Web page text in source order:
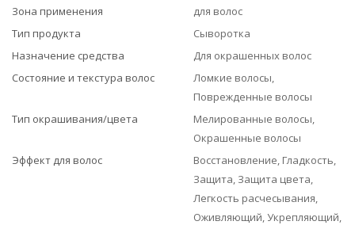
Зона применения
для волос
Тип продукта
Сыворотка
Назначение средства
Для окрашенных волос
Состояние и текстура волос
Ломкие волосы,
Поврежденные волосы
Тип окрашивания/цвета
Мелированные волосы,
Окрашенные волосы
Эффект для волос
Восстановление, Гладкость,
Защита, Защита цвета,
Легкость расчесывания,
Оживляющий, Укрепляющий,